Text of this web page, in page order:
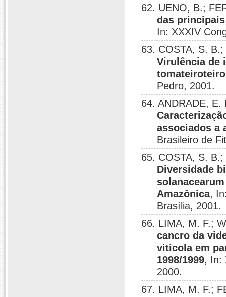
62. UENO, B.;
das
In: XXXIV
63. COSTA, S.
Virulência de
tomateiroteiro
Pedro, 2001.
64. ANDRADE,
associados a
Brasileiro de
65. COSTA, S.
Diversidade
Amazônica,
Brasília, 2001.
66. LIMA, M. F.;
cancro da
viticola em
1998/1999, In:
2000.
67. LIMA, M. F.;